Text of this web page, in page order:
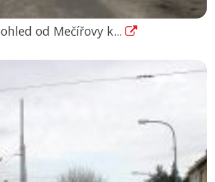
od Mečířovy k...